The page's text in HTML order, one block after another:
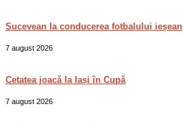
Sucevean la conducerea fotbalului ieșean
7 august 2026
Cetatea joacă la Iași în Cupă
7 august 2026